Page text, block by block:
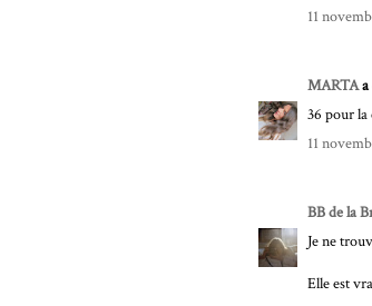
11
MARTAa
36 pour la
11
BB de la
Je ne
Elle est